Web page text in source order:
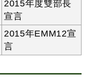
2015年度雙部長
宣言
2015年EMM12宣
言